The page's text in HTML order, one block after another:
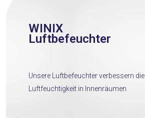
WINIX
Luftbefeuchter
Unsere Luftbefeuchter verbessern die
Luftfeuchtigkeit in Innenräumen